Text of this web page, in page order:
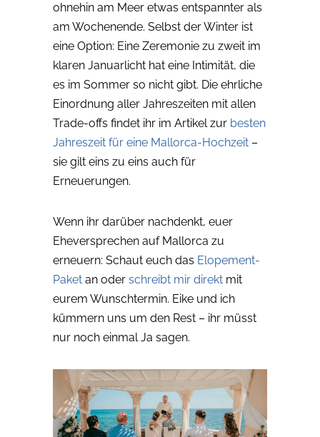
ohnehin am Meer etwas entspannter als
am Wochenende. Selbst der Winter ist
eine Option: Eine Zeremonie zu zweit im
klaren Januarlicht hat eine Intimität, die
es im Sommer so nicht gibt. Die ehrliche
Einordnung aller Jahreszeiten mit allen
Trade-offs findet ihr im Artikel zur besten
Jahreszeit für eine Mallorca-Hochzeit –
sie gilt eins zu eins auch für
Erneuerungen.
Wenn ihr darüber nachdenkt, euer
Eheversprechen auf Mallorca zu
erneuern: Schaut euch das Elopement-
Paket an oder schreibt mir direkt mit
eurem Wunschtermin. Eike und ich
kümmern uns um den Rest – ihr müsst
nur noch einmal Ja sagen.